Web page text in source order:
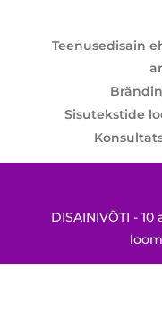
Teenusedisain
Sisutekstide
DISAINIVÕTI -